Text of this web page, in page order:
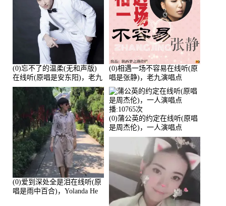
(0)忘不了的温柔(无和声版)
在线听(原唱是安东阳)，老九
演唱点播:17392次
(0)相遇一场不容易在线听(原
唱是张静)，老九演唱点
播:11453次
(0)爱到深处全是泪在线听(原
唱是雨中百合)，Yolanda He
(0)蒲公英的约定在线听(原唱
是周杰伦)，一人演唱点
播:10765次